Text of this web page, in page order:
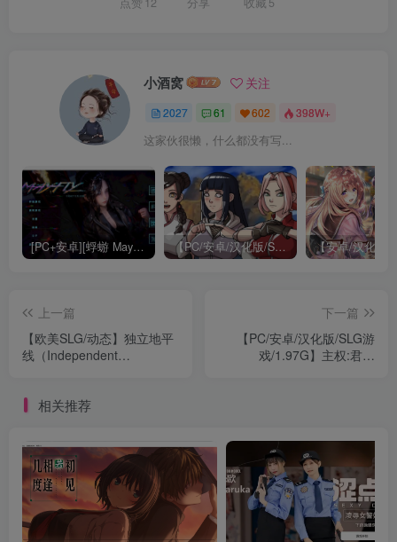
小酒窝 关注
2027 61 602 398W+
这家伙很懒，什么都没有写...
[PC+安卓][蜉蝣 Mayfly EP2 重置版/官方中文版][更新/神作SLG/动态/双端/3.53GB] 【PC/安卓/汉化版/SLG游戏/0.9G】纲手的卷轴(Tsunade’s Scroll) 第1章 Ver0.1 汉化版+PC+安卓+SLG游戏+0.9G
上一篇
【欧美SLG/动态】独立地平
线（Independent
下一篇
【PC/安卓/汉化版/SLG游
戏/1.97G】主权:君主
相关推荐